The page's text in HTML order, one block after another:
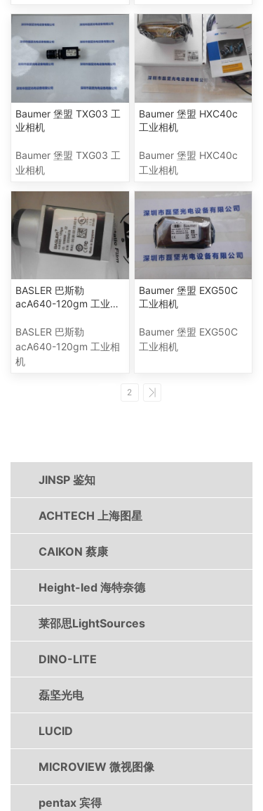
Baumer 堡盟 TXG03 工
业相机
Baumer 堡盟 TXG03 工
业相机
Baumer 堡盟 HXC40c
工业相机
Baumer 堡盟 HXC40c
工业相机
BASLER 巴斯勒
acA640-120gm 工业相
BASLER 巴斯勒
acA640-120gm 工业相
机
Baumer 堡盟 EXG50C
工业相机
Baumer 堡盟 EXG50C
工业相机
2
JINSP 鉴知
ACHTECH 上海图星
CAIKON 蔡康
Height-led 海特奈德
莱邵思LightSources
DINO-LITE
磊坚光电
LUCID
MICROVIEW 微视图像
pentax 宾得